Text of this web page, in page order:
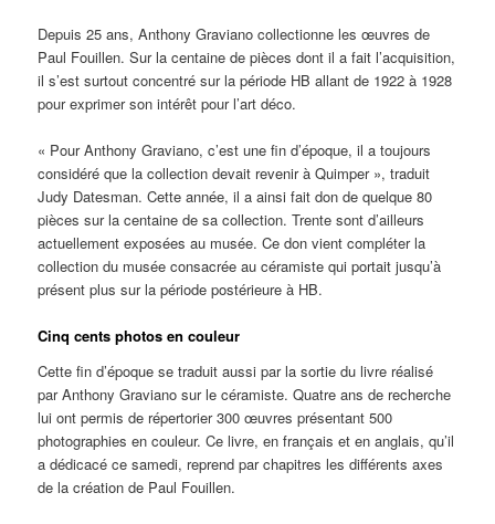
Depuis 25 ans, Anthony Graviano collectionne les œuvres de
Paul Fouillen. Sur la centaine de pièces dont il a fait l’acquisition,
il s’est surtout concentré sur la période HB allant de 1922 à 1928
pour exprimer son intérêt pour l’art déco.
« Pour Anthony Graviano, c’est une fin d’époque, il a toujours
considéré que la collection devait revenir à Quimper », traduit
Judy Datesman. Cette année, il a ainsi fait don de quelque 80
pièces sur la centaine de sa collection. Trente sont d’ailleurs
actuellement exposées au musée. Ce don vient compléter la
collection du musée consacrée au céramiste qui portait jusqu’à
présent plus sur la période postérieure à HB.
Cinq cents photos en couleur
Cette fin d’époque se traduit aussi par la sortie du livre réalisé
par Anthony Graviano sur le céramiste. Quatre ans de recherche
lui ont permis de répertorier 300 œuvres présentant 500
photographies en couleur. Ce livre, en français et en anglais, qu’il
a dédicacé ce samedi, reprend par chapitres les différents axes
de la création de Paul Fouillen.